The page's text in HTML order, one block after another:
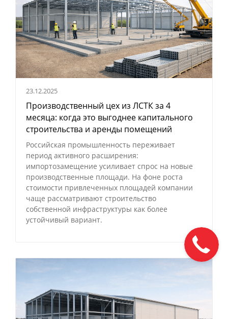
23.12.2025
Производственный цех из ЛСТК за 4
месяца: когда это выгоднее капитального
строительства и аренды помещений
Российская промышленность переживает
период активного расширения:
импортозамещение усиливает спрос на новые
производственные площади. На фоне роста
стоимости привлеченных площадей компании
чаще рассматривают строительство
собственной инфраструктуры как более
устойчивый вариант.